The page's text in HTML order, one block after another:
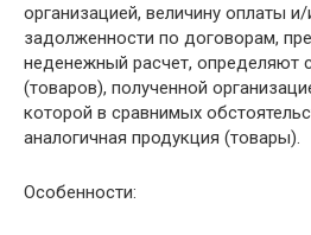
организацией, величину оплаты
задолженности по договорам,
неденежный расчет, определяют
(товаров), полученной
которой в сравнимых
аналогичная продукция (товары).
Особенности: